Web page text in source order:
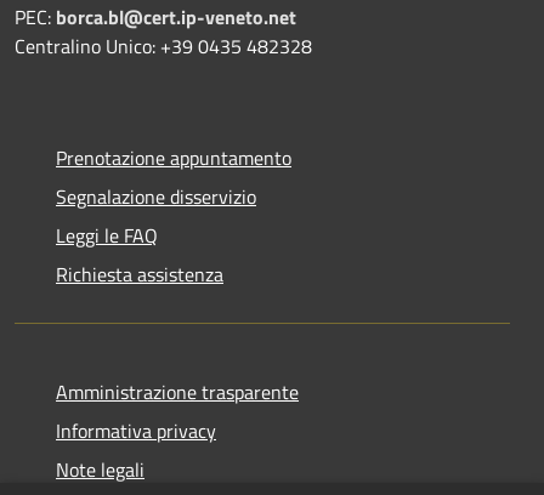
PEC: borca.bl@cert.ip-veneto.net
Centralino Unico: +39 0435 482328
Prenotazione appuntamento
Segnalazione disservizio
Leggi le FAQ
Richiesta assistenza
Amministrazione trasparente
Informativa privacy
Note legali